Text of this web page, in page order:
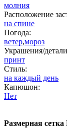
молния
Расположение
на спине
Погода:
ветер,мороз
Украшения/
принт
Стиль:
на каждый день
Капюшон:
Нет
Размерная